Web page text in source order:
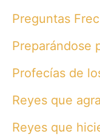
Preguntas
Preparándose
Profecías de
Reyes que
Reyes que